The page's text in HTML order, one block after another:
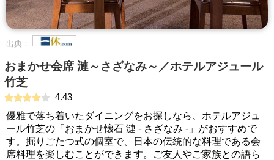
出典：
おまかせ会席 漣～さざなみ～／ホテルアジュール
竹芝
4.43
優雅で落ち着いたダイニングをお探しなら、ホテルアジュ
ール竹芝の「おまかせ懐石 漣 - さざなみ -」がおすすめで
す。掘りごたつ式の個室で、日本の伝統的な料理である会
席料理を楽しむことができます。ご友人やご家族との語ら